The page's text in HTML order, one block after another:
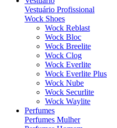
Vestuário Profissional
Wock Shoes
Wock Reblast
Wock Bloc
Wock Breelite
Wock Clog
Wock Everlite
Wock Everlite Plus
Wock Nube
Wock Securlite
Wock Waylite
Perfumes
Perfumes Mulher